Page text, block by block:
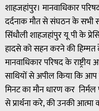
शाहजहांपुर। मानवाधिकार
दर्दनाक मौत से संघठन के सभी
सिंधौली शाहजहांपुर यू पी के
हादसे को सहन करने की हिम्मत
मानवाधिकार परिषद के
साथियों से अपील किया कि आप
मिनट का मौन धारण कर निर्मल
से प्रार्थना करे, की उनकी आत्मा